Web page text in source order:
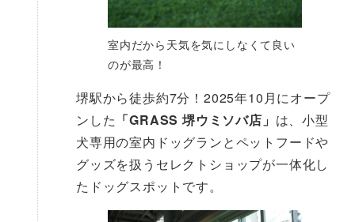
室内だから天気を気にしなくて良い
のが最高！
堺駅から徒歩約7分！2025年10月にオープ
ンした 「GRASS 堺ウミソバ店」 は、小型
犬専用の室内ドッグランとペットフードや
グッズを扱うセレクトショップが一体化し
たドッグスポットです。